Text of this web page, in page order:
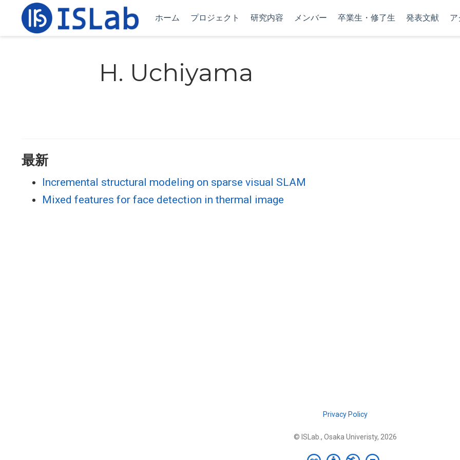
ホーム プロジェクト 研究内容 メンバー 卒業生・修了生 発表文献 ア
H. Uchiyama
最新
Incremental structural modeling on sparse visual SLAM
Mixed features for face detection in thermal image
Privacy Policy
© ISLab., Osaka Univeristy, 2026